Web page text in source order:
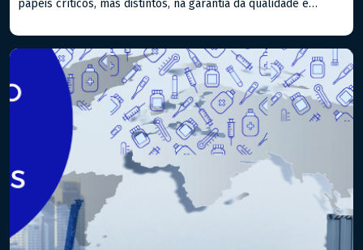
papéis críticos, mas distintos, na garantia da qualidade e
regulatórios nacionais e internacionais. – Estudo de
Estabilidade: Este […]